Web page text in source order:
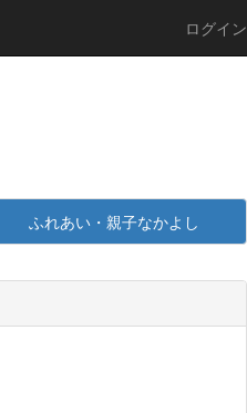
ログイン
ふれあい・親子なかよし